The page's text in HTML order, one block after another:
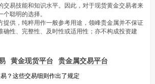
交易技能和知识水平。因此，对于现货黄金交易者来
聪明的选择。
提供，纯粹用作一般参考用途，领峰贵金属并不保证
确性、完整性、及时性或适用性；亦不构成投资建
黄金现货平台 贵金属交易平台
？这些交易细则作出了规定